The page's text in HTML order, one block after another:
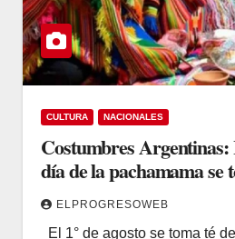
CULTURA NACIONALES
Costumbres Argentinas:
día de la pachamama se
ELPROGRESOWEB
El 1° de agosto se toma té